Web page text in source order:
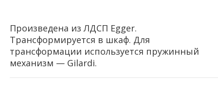
Произведена из ЛДСП Egger.
Трансформируется в шкаф. Для
трансформации используется пружинный
механизм — Gilardi.